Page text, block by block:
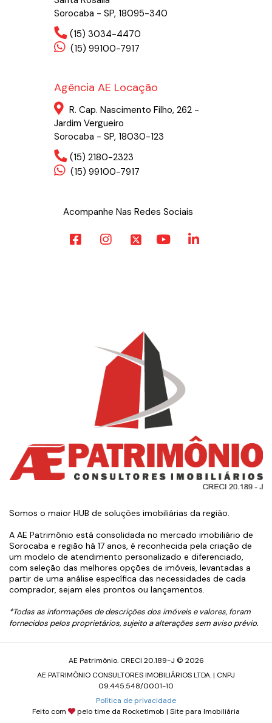
Sorocaba - SP, 18095-340
(15) 3034-4470
(15) 99100-7917
Agência AE Locação
R. Cap. Nascimento Filho, 262 -
Jardim Vergueiro
Sorocaba - SP, 18030-123
(15) 2180-2323
(15) 99100-7917
Acompanhe Nas Redes Sociais
Somos o maior HUB de soluções imobiliárias da região.
A AE Patrimônio está consolidada no mercado imobiliário de
Sorocaba e região há 17 anos, é reconhecida pela criação de
um modelo de atendimento personalizado e diferenciado,
com seleção das melhores opções de imóveis, levantadas a
partir de uma análise específica das necessidades de cada
comprador, sejam eles prontos ou lançamentos.
*Todas as informações de descrições dos imóveis e valores, foram
fornecidos pelos proprietários, sujeito a alterações sem aviso prévio.
AE Patrimônio. CRECI 20.189-J © 2026
AE PATRIMÔNIO CONSULTORES IMOBILIÁRIOS LTDA. | CNPJ
09.445.548/0001-10
Política de privacidade
Feito com
pelo time da RocketImob | Site para Imobiliária